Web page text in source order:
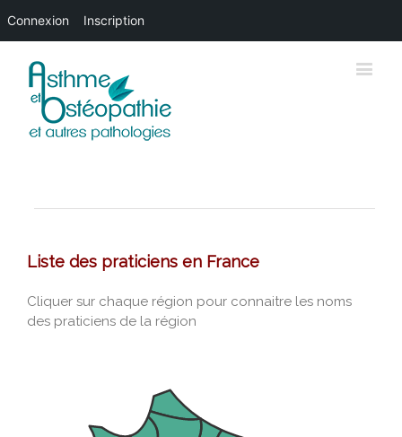
Liste des praticiens en France
Cliquer sur chaque région pour connaitre les noms
des praticiens de la région
Connexion Inscription